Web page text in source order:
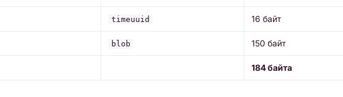
timeuuid 16 байт
blob 150 байт
184 байта